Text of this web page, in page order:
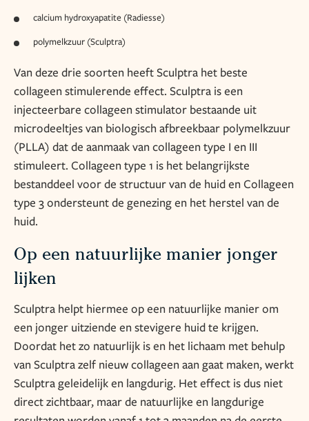
calcium hydroxyapatite (Radiesse)
polymelkzuur (Sculptra)
Van deze drie soorten heeft Sculptra het beste
collageen stimulerende effect. Sculptra is een
injecteerbare collageen stimulator bestaande uit
microdeeltjes van biologisch afbreekbaar polymelkzuur
(PLLA) dat de aanmaak van collageen type I en III
stimuleert. Collageen type 1 is het belangrijkste
bestanddeel voor de structuur van de huid en Collageen
type 3 ondersteunt de genezing en het herstel van de
huid.
Op een natuurlijke manier jonger
lijken
Sculptra helpt hiermee op een natuurlijke manier om
een jonger uitziende en stevigere huid te krijgen.
Doordat het zo natuurlijk is en het lichaam met behulp
van Sculptra zelf nieuw collageen aan gaat maken, werkt
Sculptra geleidelijk en langdurig. Het effect is dus niet
direct zichtbaar, maar de natuurlijke en langdurige